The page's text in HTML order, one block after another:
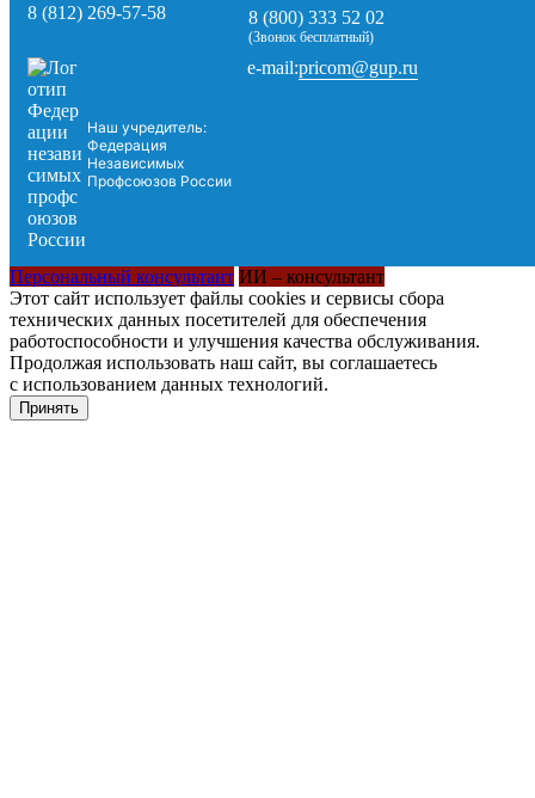
8 (812) 269-57-58
8 (800) 333 52 02
(Звонок бесплатный)
Наш учредитель:
Федерация
Независимых
Профсоюзов России
e-mail:pricom@gup.ru
Персональный консультант ИИ – консультант
Этот сайт использует файлы cookies и сервисы сбора
технических данных посетителей для обеспечения
работоспособности и улучшения качества обслуживания.
Продолжая использовать наш сайт, вы соглашаетесь
с использованием данных технологий.
Принять